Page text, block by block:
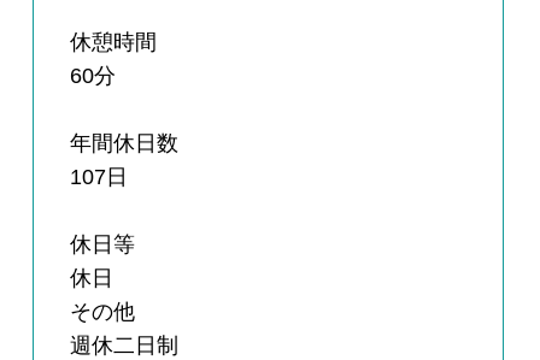
休憩時間
60分
年間休日数
107日
休日等
休日
その他
週休二日制